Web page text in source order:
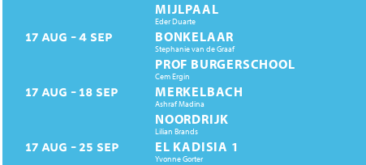
MIJLPAAL
Eder Duarte
17 AUG 4 SEP BONKELAAR
Stephanie van de Graaf
PROF BURGERSCHOOL
Cem Ergin
17 AUG 18 SEP MERKELBACH
Ashraf Madina
NOORDRIJK
Lilian Brands
17 AUG 25 SEP EL KADISIA 1
Yvonne Gorter